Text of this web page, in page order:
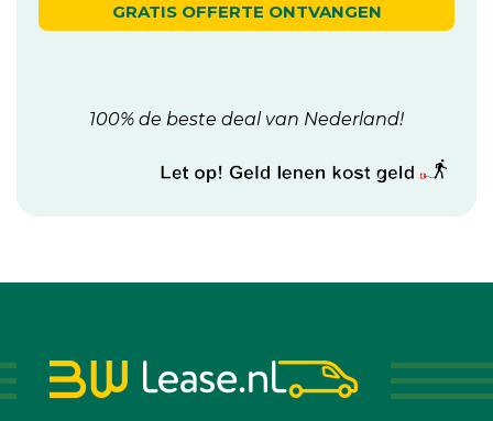
GRATIS OFFERTE ONTVANGEN
100% de beste deal van Nederland!